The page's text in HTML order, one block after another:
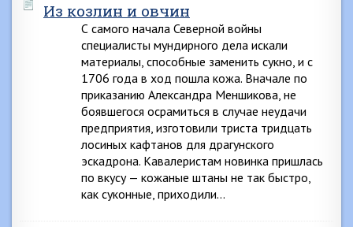
Из козлин и овчин
С самого начала Северной войны
специалисты мундирного дела искали
материалы, способные заменить сукно, и с
1706 года в ход пошла кожа. Вначале по
приказанию Александра Меншикова, не
боявшегося осрамиться в случае неудачи
предприятия, изготовили триста тридцать
лосиных кафтанов для драгунского
эскадрона. Кавалеристам новинка пришлась
по вкусу — кожаные штаны не так быстро,
как суконные, приходили…